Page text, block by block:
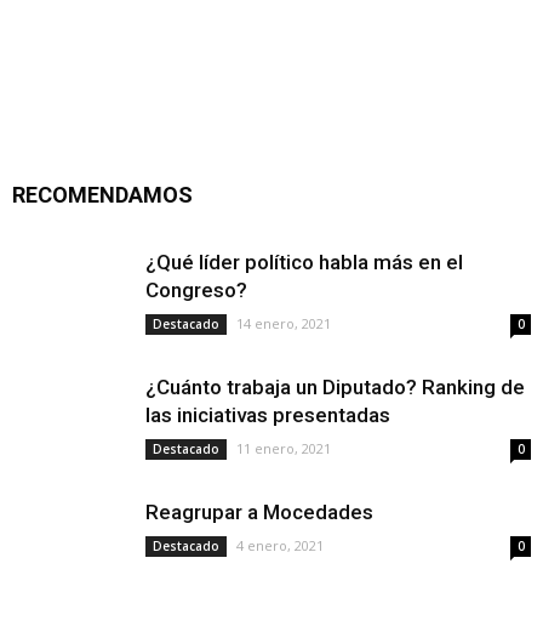
RECOMENDAMOS
¿Qué líder político habla más en el
Congreso?
Destacado 14 enero, 2021 0
¿Cuánto trabaja un Diputado? Ranking de
las iniciativas presentadas
Destacado 11 enero, 2021 0
Reagrupar a Mocedades
Destacado 4 enero, 2021 0